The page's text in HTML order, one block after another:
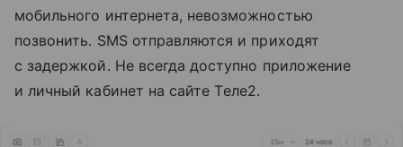
мобильного интернета, невозможностью
позвонить. SMS отправляются и приходят
с задержкой. Не всегда доступно приложение
и личный кабинет на сайте Tеле2.